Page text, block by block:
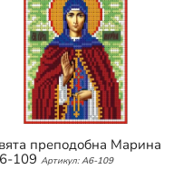
преподобна Марина
109 Артикул: А6-109